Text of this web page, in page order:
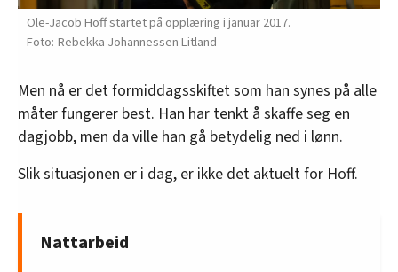
Ole-Jacob Hoff startet på opplæring i januar 2017.
Rebekka Johannessen Litland
Men nå er det formiddagsskiftet som han synes på alle
måter fungerer best. Han har tenkt å skaffe seg en
dagjobb, men da ville han gå betydelig ned i lønn.
Slik situasjonen er i dag, er ikke det aktuelt for Hoff.
Nattarbeid